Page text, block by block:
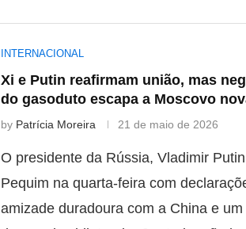
INTERNACIONAL
Xi e Putin reafirmam união, mas
do gasoduto escapa a Moscovo
by Patrícia Moreira 21 de maio de 2026
O presidente da Rússia, Vladimir
Pequim na quarta-feira com
amizade duradoura com a China e